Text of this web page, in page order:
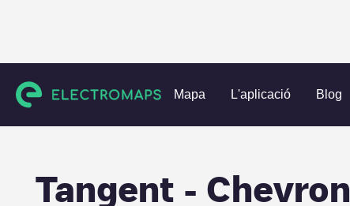
Mapa L'aplicació Blog
Charging stations Estats Units Linn County Albany
Tangent - Chevron